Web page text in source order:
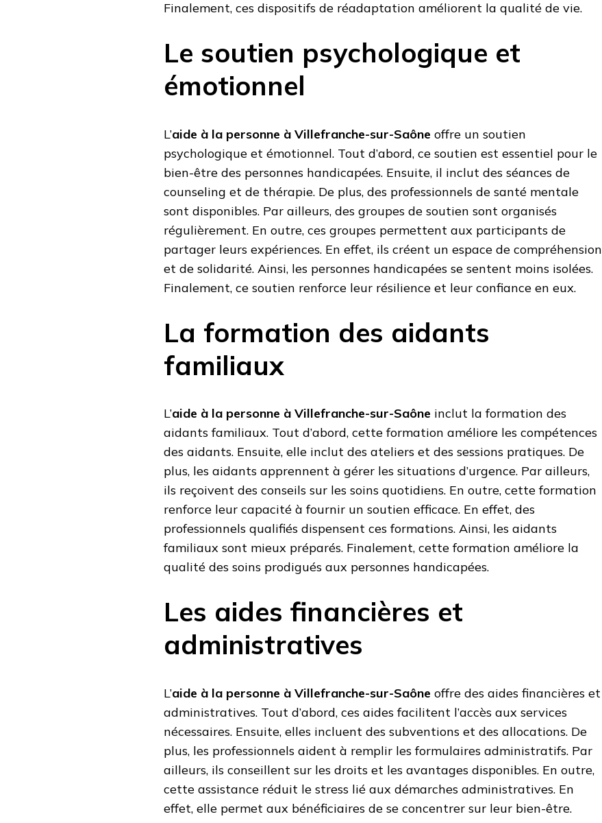
Finalement, ces dispositifs de réadaptation améliorent la qualité de vie.
Le soutien psychologique et
émotionnel
L’aide à la personne à Villefranche-sur-Saône offre un soutien
psychologique et émotionnel. Tout d’abord, ce soutien est essentiel pour le
bien-être des personnes handicapées. Ensuite, il inclut des séances de
counseling et de thérapie. De plus, des professionnels de santé mentale
sont disponibles. Par ailleurs, des groupes de soutien sont organisés
régulièrement. En outre, ces groupes permettent aux participants de
partager leurs expériences. En effet, ils créent un espace de compréhension
et de solidarité. Ainsi, les personnes handicapées se sentent moins isolées.
Finalement, ce soutien renforce leur résilience et leur confiance en eux.
La formation des aidants
familiaux
L’aide à la personne à Villefranche-sur-Saône inclut la formation des
aidants familiaux. Tout d’abord, cette formation améliore les compétences
des aidants. Ensuite, elle inclut des ateliers et des sessions pratiques. De
plus, les aidants apprennent à gérer les situations d’urgence. Par ailleurs,
ils reçoivent des conseils sur les soins quotidiens. En outre, cette formation
renforce leur capacité à fournir un soutien efficace. En effet, des
professionnels qualifiés dispensent ces formations. Ainsi, les aidants
familiaux sont mieux préparés. Finalement, cette formation améliore la
qualité des soins prodigués aux personnes handicapées.
Les aides financières et
administratives
L’aide à la personne à Villefranche-sur-Saône offre des aides financières et
administratives. Tout d’abord, ces aides facilitent l’accès aux services
nécessaires. Ensuite, elles incluent des subventions et des allocations. De
plus, les professionnels aident à remplir les formulaires administratifs. Par
ailleurs, ils conseillent sur les droits et les avantages disponibles. En outre,
cette assistance réduit le stress lié aux démarches administratives. En
effet, elle permet aux bénéficiaires de se concentrer sur leur bien-être.